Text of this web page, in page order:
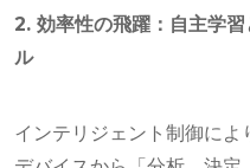
2. 効率性の飛躍：自主学
ル
インテリジェント制御に